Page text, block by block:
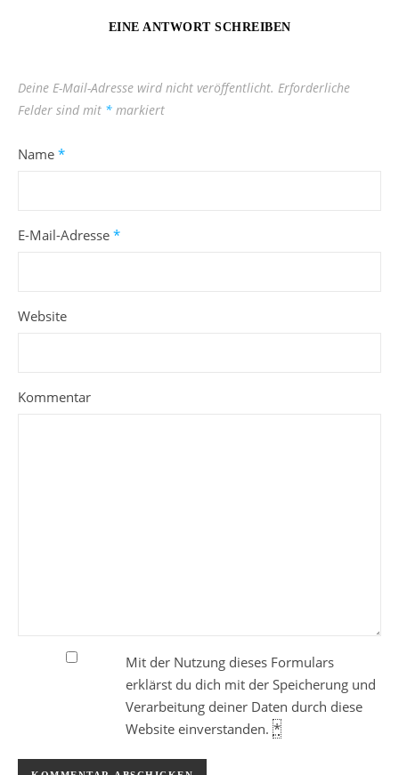
EINE ANTWORT SCHREIBEN
Deine E-Mail-Adresse wird nicht veröffentlicht. Erforderliche
Felder sind mit * markiert
Name *
E-Mail-Adresse *
Website
Kommentar
Mit der Nutzung dieses Formulars
erklärst du dich mit der Speicherung und
Verarbeitung deiner Daten durch diese
Website einverstanden. *